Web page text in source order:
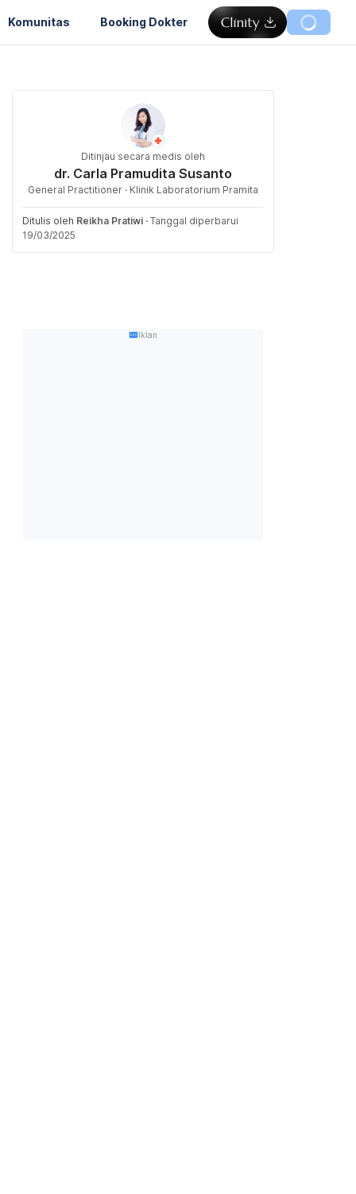
Komunitas Booking Dokter
Ditinjau secara medis oleh
dr. Carla Pramudita Susanto
General Practitioner · Klinik Laboratorium Pramita
Ditulis oleh Reikha Pratiwi · Tanggal diperbarui
19/03/2025
Iklan